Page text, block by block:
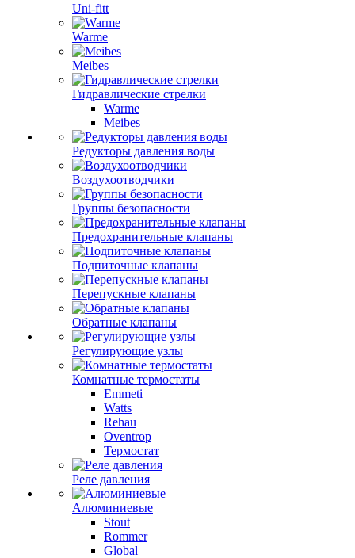
Uni-fitt
Warme
Meibes
Гидравлические стрелки
Warme
Meibes
Редукторы давления воды
Воздухоотводчики
Группы безопасности
Предохранительные клапаны
Подпиточные клапаны
Перепускные клапаны
Обратные клапаны
Регулирующие узлы
Комнатные термостаты
Emmeti
Watts
Rehau
Oventrop
Термостат
Реле давления
Алюминиевые
Stout
Rommer
Global